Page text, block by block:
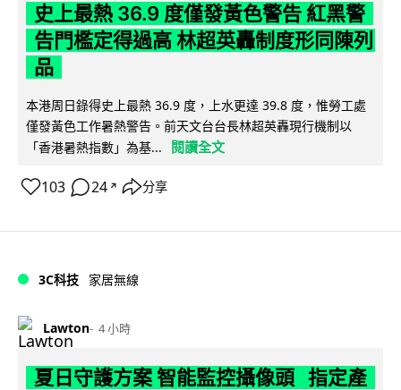
史上最熱 36.9 度僅發黃色警告 紅黑警
告門檻定得過高 林超英轟制度形同陳列
品
本港周日錄得史上最熱 36.9 度，上水更達 39.8 度，惟勞工處
僅發黃色工作暑熱警告。前天文台台長林超英轟現行機制以
「香港暑熱指數」為基...
閱讀全文
103 24 ↗ 分享
3C科技 家居無線
Lawton 4 小時
夏日守護方案 智能監控攝像頭 指定產